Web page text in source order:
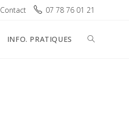
Contact 07 78 76 01 21
INFO. PRATIQUES